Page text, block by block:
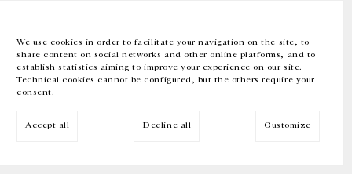
We use cookies in order to facilitate your navigation on the site, to
share content on social networks and other online platforms, and to
establish statistics aiming to improve your experience on our site.
Technical cookies cannot be configured, but the others require your
consent.
Accept all Decline all Customize
EN FR 中文 Facebook Instagram
Inscrivez-vous à notre newsletter